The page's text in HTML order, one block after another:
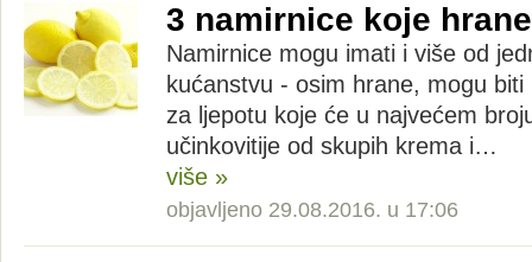
3 namirnice koje
Namirnice mogu imati i više od
kućanstvu - osim hrane, mogu
za ljepotu koje će u najvećem
učinkovitije od skupih krema i…
više »
objavljeno 29.08.2016. u 17:06